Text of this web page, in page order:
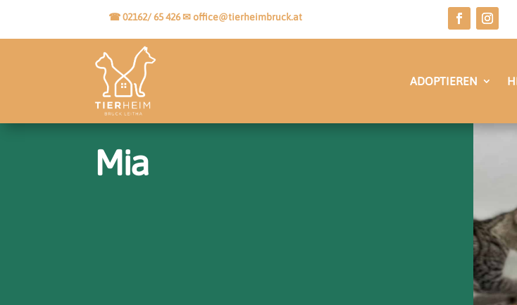
☎ 02162/ 65 426✉office@tierheimbruck.at
ADOPTIEREN
Mia